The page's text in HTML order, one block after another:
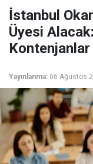
İstanbul
Üyesi
Yayınlanma: 06 Ağustos